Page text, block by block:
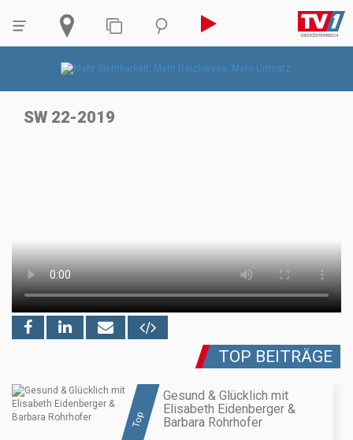
SW 22-2019
TOP BEITRÄGE
Top
Gesund & Glücklich mit
Elisabeth Eidenberger &
Barbara Rohrhofer